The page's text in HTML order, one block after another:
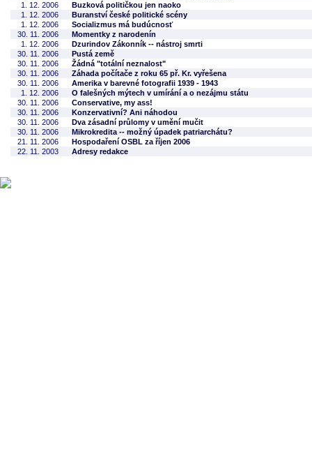
1. 12. 2006
Buzková političkou jen naoko
1. 12. 2006
Buranství české politické scény
1. 12. 2006
Socializmus má budúcnosť
30. 11. 2006
Momentky z narodenín
1. 12. 2006
Dzurindov Zákonník -- nástroj smrti
30. 11. 2006
Pustá země
30. 11. 2006
Žádná "totální neznalost"
30. 11. 2006
Záhada počítače z roku 65 př. Kr. vyřešena
30. 11. 2006
Amerika v barevné fotografii 1939 - 1943
1. 12. 2006
O falešných mýtech v umírání a o nezájmu státu
30. 11. 2006
Conservative, my ass!
30. 11. 2006
Konzervativní? Ani náhodou
30. 11. 2006
Dva zásadní průlomy v umění mučit
30. 11. 2006
Mikrokredita -- možný úpadek patriarchátu?
21. 11. 2006
Hospodaření OSBL za říjen 2006
22. 11. 2003
Adresy redakce